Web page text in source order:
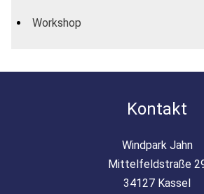
Workshop
Kontakt
Windpark Jahn
Mittelfeldstraße
34127 Kassel